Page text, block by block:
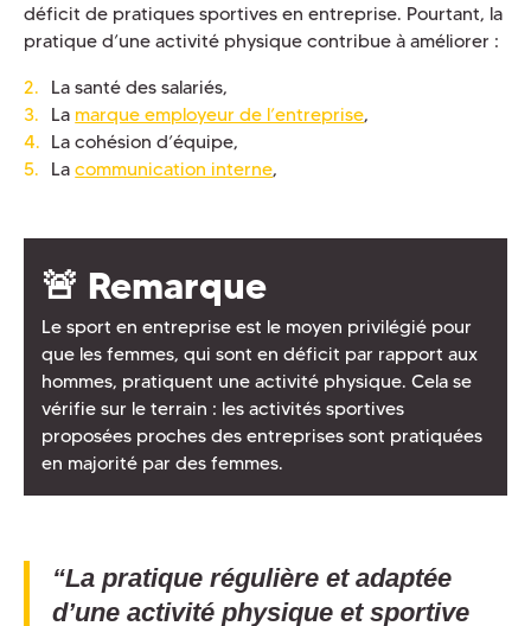
déficit de pratiques sportives en entreprise. Pourtant, la
pratique d’une activité physique contribue à améliorer :
La santé des salariés,
La marque employeur de l’entreprise,
La cohésion d’équipe,
Lacommunication interne,
🚨 Remarque
Le sport en entreprise est le moyen privilégié pour
que les femmes, qui sont en déficit par rapport aux
hommes, pratiquent une activité physique. Cela se
vérifie sur le terrain : les activités sportives
proposées proches des entreprises sont pratiquées
en majorité par des femmes.
“La pratique régulière et adaptée
d’une activité physique et sportive